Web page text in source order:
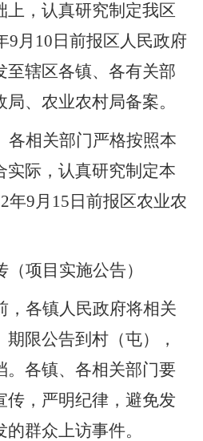
上，认真研究制定我区
9月 10 日前报区人民政府
至辖区各镇、各有关部
、农业农村局备案。
各相关部门严格按照本
实际，认真研究制定本
年9月 15 日前报区农业农
（项目实施公告）
，各镇人民政府将相关
限公告到村（屯），
。各镇、各相关部门要
传，严明纪律，避免发
群众上访事件。